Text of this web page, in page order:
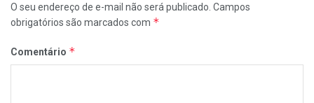
O seu endereço de e-mail não será publicado. Campos
obrigatórios são marcados com *
Comentário *